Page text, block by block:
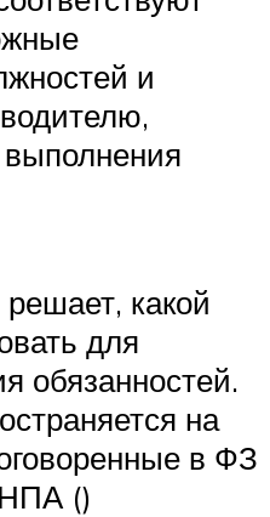
и
какой
для
обязанностей.
на
в ФЗ
()